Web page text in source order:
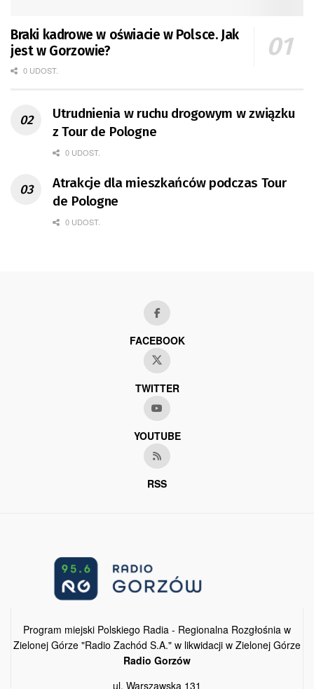
Braki kadrowe w oświacie w Polsce. Jak
jest w Gorzowie?
0 UDOST.
Utrudnienia w ruchu drogowym w związku
z Tour de Pologne
0 UDOST.
Atrakcje dla mieszkańców podczas Tour
de Pologne
0 UDOST.
FACEBOOK
TWITTER
YOUTUBE
RSS
Program miejski Polskiego Radia - Regionalna Rozgłośnia w
Zielonej Górze "Radio Zachód S.A." w likwidacji w Zielonej Górze
Radio Gorzów
ul. Warszawska 131